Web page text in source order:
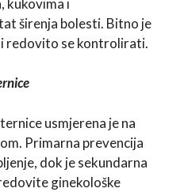
kukovima i
širenja bolesti. Bitno je
redovito se kontrolirati.
usmjerena je na
Primarna prevencija
dok je sekundarna
ginekološke